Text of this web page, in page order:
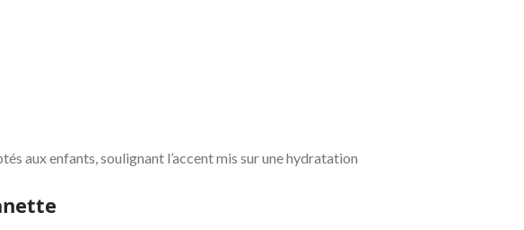
aux enfants, soulignant l’accent mis sur une hydratation